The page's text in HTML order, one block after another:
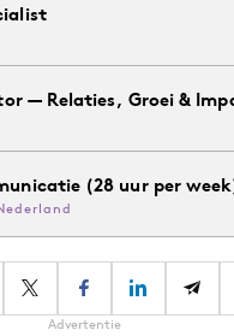
— Relaties, Groei &
(28 uur per
Advertentie